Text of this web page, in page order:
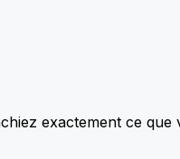
exactement ce que